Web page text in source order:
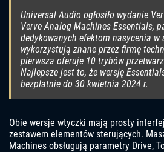
Universal Audio ogłosiło wydanie
Verve Analog Machines Essentials,
dedykowanych efektom nasycenia w
wykorzystują znane przez firmę
pierwsza oferuje 10 trybów
Najlepsze jest to, że wersję
bezpłatnie do 30 kwietnia 2024 r.
Obie wersje wtyczki mają prosty
zestawem elementów sterujących.
Machines obsługują parametry Drive,